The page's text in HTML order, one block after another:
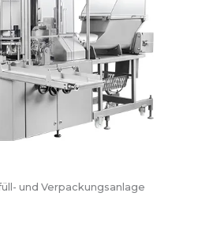
und Verpackungsanlage